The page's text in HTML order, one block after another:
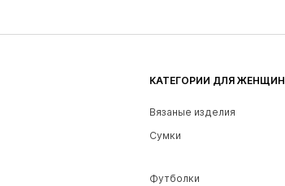
КАТЕГОРИИ ДЛЯ ЖЕНЩИН
Вязаные изделия
Сумки
Футболки